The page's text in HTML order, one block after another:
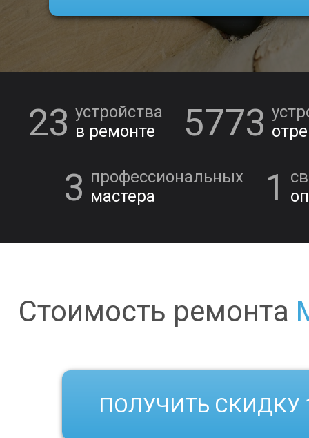
23 устройства
в ремонте
5773
3 профессиональных
мастера
1
Стоимость ремонта
ПОЛУЧИТЬ СКИДКУ